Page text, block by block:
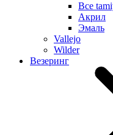
Все
Акрил
Эмаль
Vallejo
Wilder
Везеринг